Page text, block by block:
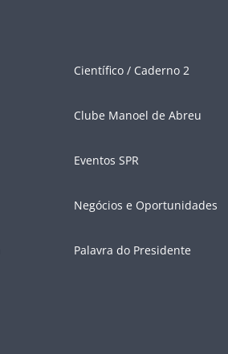
Científico / Caderno 2
Clube Manoel de Abreu
Eventos SPR
Negócios e Oportunidades
Palavra do Presidente